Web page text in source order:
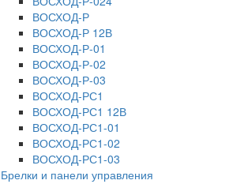
ВОСХОД-Р
ВОСХОД-Р 12В
ВОСХОД-Р-01
ВОСХОД-Р-02
ВОСХОД-Р-03
ВОСХОД-РС1
ВОСХОД-РС1 12В
ВОСХОД-РС1-01
ВОСХОД-РС1-02
ВОСХОД-РС1-03
Брелки и панели управления